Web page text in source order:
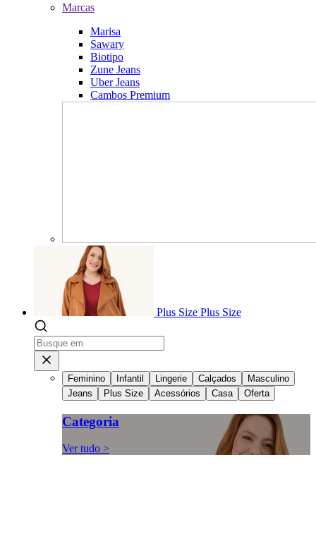
Marcas
Marisa
Sawary
Biotipo
Zune Jeans
Uber Jeans
Cambos Premium
Plus Size Plus Size
Feminino Infantil Lingerie Calçados
Masculino
Jeans
Plus Size Acessórios Casa Oferta
Categoria
Ver tudo >